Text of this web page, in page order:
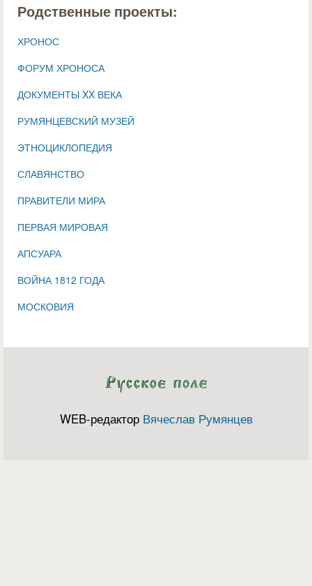
Родственные проекты:
ХРОНОС
ФОРУМ ХРОНОСА
ДОКУМЕНТЫ XX ВЕКА
РУМЯНЦЕВСКИЙ МУЗЕЙ
ЭТНОЦИКЛОПЕДИЯ
СЛАВЯНСТВО
ПРАВИТЕЛИ МИРА
ПЕРВАЯ МИРОВАЯ
АПСУАРА
ВОЙНА 1812 ГОДА
МОСКОВИЯ
WEB-редактор Вячеслав Румянцев